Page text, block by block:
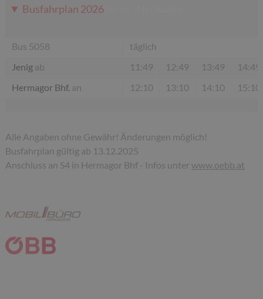
Busfahrplan 2026
Bus 5058
täglich
Jenigab 11:49 12:49 13:49
14:49
Hermagor Bhf. an 12:10 13:10 14:10 15:10
Alle Angaben ohne Gewähr! Änderungen möglich!
Busfahrplan gültig ab 13.12.2025
Anschluss an S4 in Hermagor Bhf - Infos unter www.oebb.at